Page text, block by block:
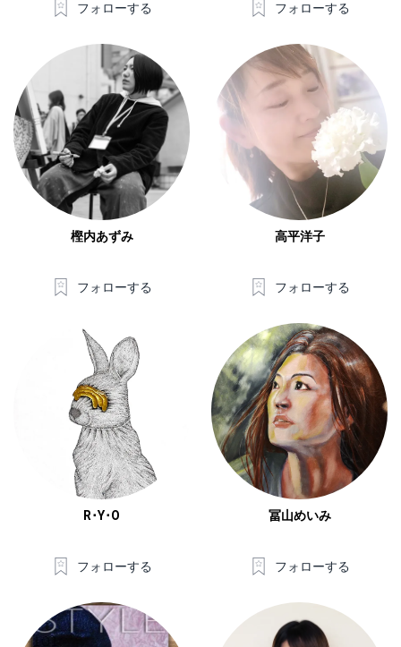
フォローする フォローする
樫内あずみ
フォローする
高平洋子
フォローする
R･Y･O
フォローする
冨山めいみ
フォローする